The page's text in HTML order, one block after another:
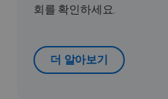
회를 확인하세요.
더 알아보기